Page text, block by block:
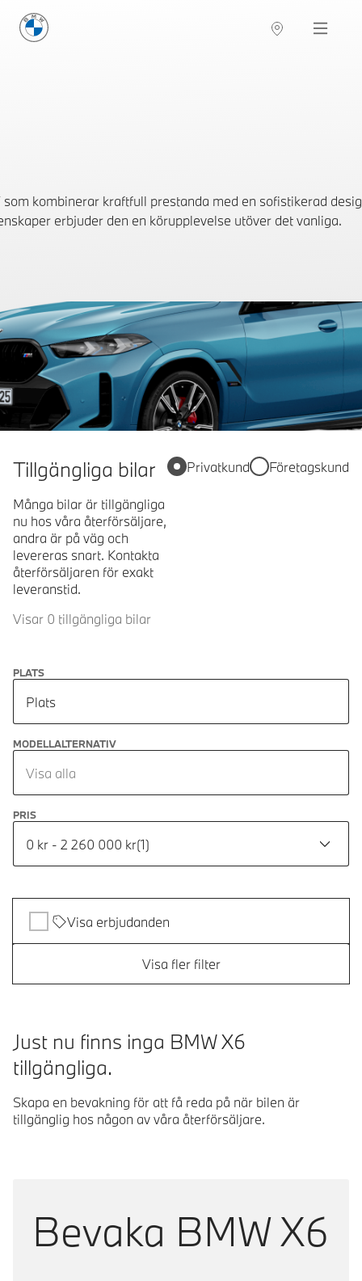
BMW Sverige Navigation
kombinerar kraftfull prestanda med en sofistikerad
erbjuder den en körupplevelse utöver det vanliga.
Tillgängliga bilar
Många bilar är tillgängliga
nu hos våra återförsäljare,
andra är på väg och
levereras snart. Kontakta
återförsäljaren för exakt
leveranstid.
Visar 0 tillgängliga bilar
Privatkund Företagskund
PLATS
Plats
MODELLALTERNATIV
Visa alla
PRIS
0 kr - 2 260 000 kr(1)
Visa erbjudanden
Visa fler filter
Just nu finns inga BMW X6
tillgängliga.
Skapa en bevakning för att få reda på när bilen är
tillgänglig hos någon av våra återförsäljare.
Bevaka BMW X6